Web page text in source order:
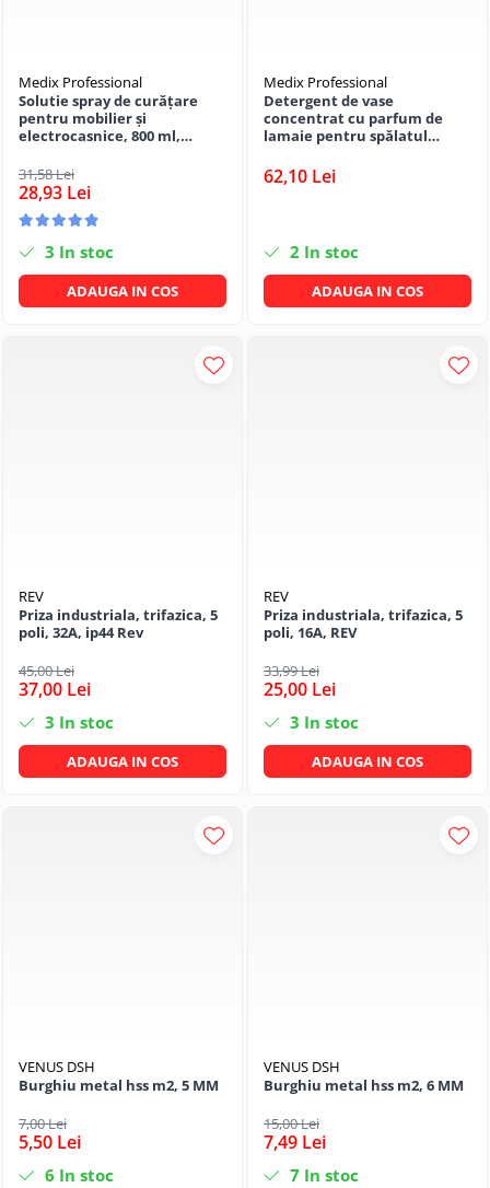
Medix Professional
Solutie spray de curățare
pentru mobilier și
electrocasnice, 800 ml,
31,58 Lei
28,93 Lei
3 In stoc
ADAUGA IN COS
Medix Professional
Detergent de vase
concentrat cu parfum de
lamaie pentru spălatul
ingredient antibacterian, 5
litrii, Medix Professional
62,10 Lei
2 In stoc
ADAUGA IN COS
REV
Priza industriala, trifazica, 5
poli, 32A, ip44 Rev
45,00 Lei
37,00 Lei
3 In stoc
ADAUGA IN COS
REV
Priza industriala, trifazica, 5
poli, 16A, REV
33,99 Lei
25,00 Lei
3 In stoc
ADAUGA IN COS
VENUS DSH
Burghiu metal hss m2, 5 MM
7,00 Lei
5,50 Lei
6 In stoc
VENUS DSH
Burghiu metal hss m2, 6 MM
15,00 Lei
7,49 Lei
7 In stoc